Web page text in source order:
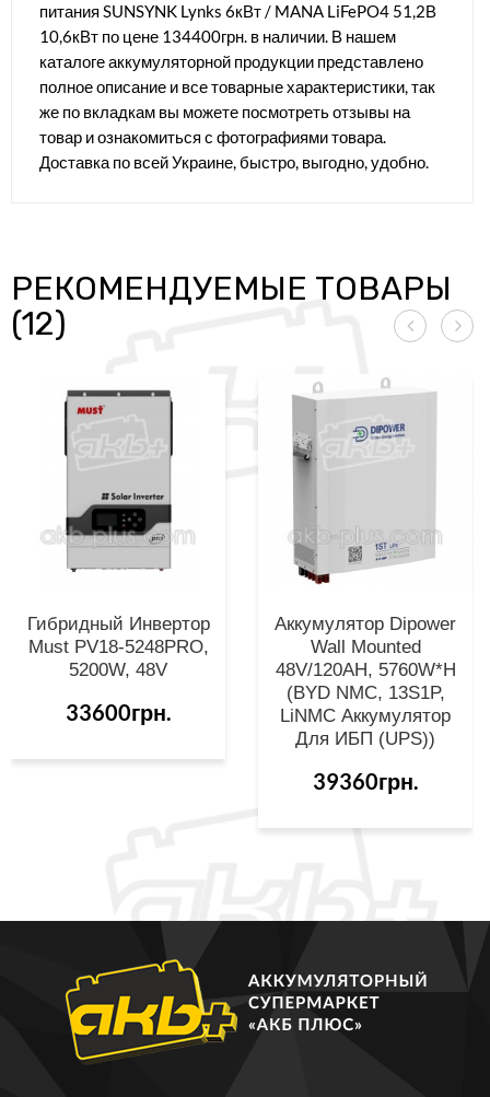
питания SUNSYNK Lynks 6кВт / MANA LiFePO4 51,2В
10,6кВт по цене 134400грн. в наличии. В нашем
каталоге аккумуляторной продукции представлено
полное описание и все товарные характеристики, так
же по вкладкам вы можете посмотреть отзывы на
товар и ознакомиться с фотографиями товара.
Доставка по всей Украине, быстро, выгодно, удобно.
РЕКОМЕНДУЕМЫЕ ТОВАРЫ
(12)
Гибридный Инвертор
Must PV18-5248PRO,
5200W, 48V
33600грн.
Аккумулятор Dipower
Wall Mounted
48V/120AH, 5760W*h
(BYD NMC, 13S1P,
LiNMC Аккумулятор
Для ИБП (UPS))
39360грн.